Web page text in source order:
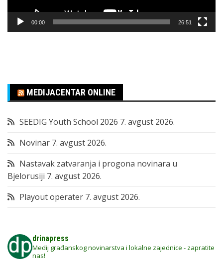
00:00 26:51
MEDIJACENTAR ONLINE
SEEDIG Youth School 2026 7. avgust 2026.
Novinar 7. avgust 2026.
Nastavak zatvaranja i progona novinara u
Bjelorusiji 7. avgust 2026.
Playout operater 7. avgust 2026.
drinapress
Medij građanskog novinarstva i lokalne zajednice - zapratite
nas!